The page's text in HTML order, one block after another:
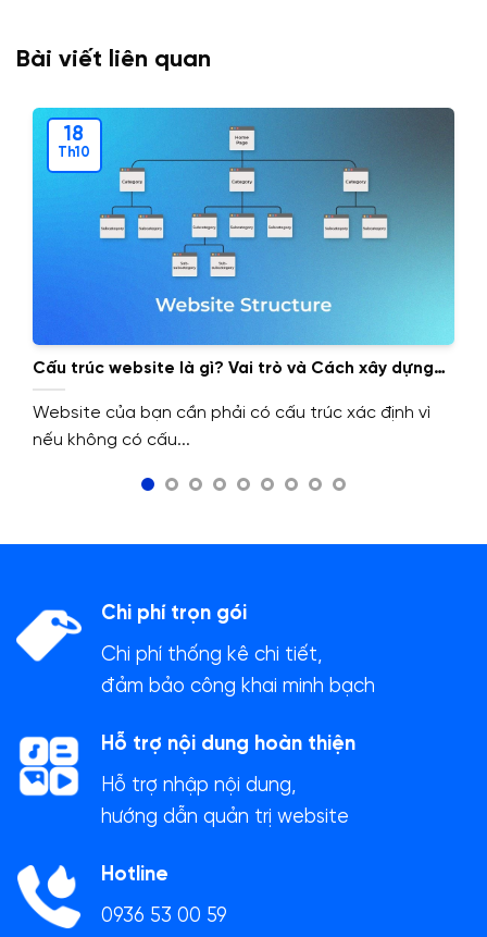
Bài viết liên quan
Cấu trúc website là gì? Vai trò và Cách xây dựng
cấu trúc website.
Website của bạn cần phải có cấu trúc xác định vì
nếu không có cấu...
18
Th10
Chi phí trọn gói
Chi phí thống kê chi tiết,
đảm bảo công khai minh bạch
Hỗ trợ nội dung hoàn thiện
Hỗ trợ nhập nội dung,
hướng dẫn quản trị website
Hotline
0936 53 00 59